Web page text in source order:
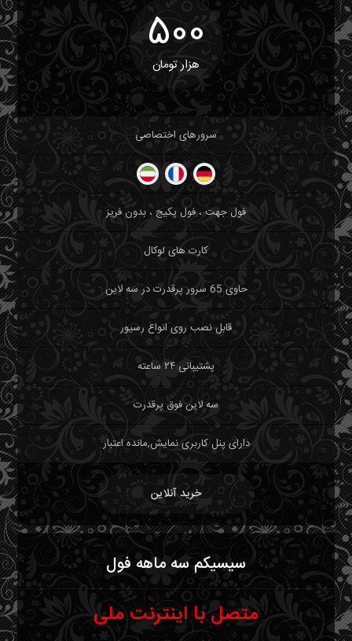
500
هزار تومان
سرورهای اختصاصی
فول جهت ، فول پکیج ، بدون فریز
کارت های لوکال
حاوی 65 سرور پرقدرت در سه لاین
قابل نصب روی انواع رسیور
پشتیبانی ۲۴ ساعته
سه لاین فوق پرقدرت
دارای پنل کاربری نمایش,مانده اعتبار
خرید آنلاین
سیسیکم سه ماهه فول
متصل با اینترنت ملی